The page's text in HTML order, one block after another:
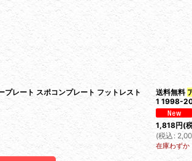
プレート スポコンプレート フットレスト
送料無料
1 1998-
1,818円(
(税込 :
在庫わずか